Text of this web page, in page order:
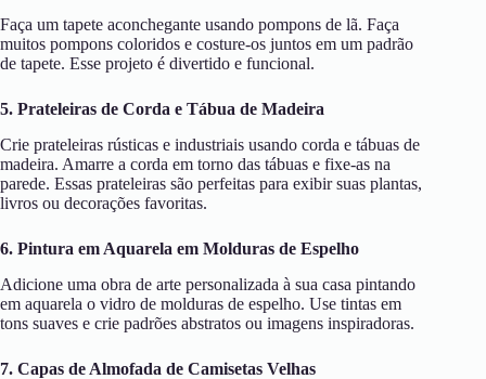
Faça um tapete aconchegante usando pompons de lã. Faça
muitos pompons coloridos e costure-os juntos em um padrão
de tapete. Esse projeto é divertido e funcional.
5. Prateleiras de Corda e Tábua de Madeira
Crie prateleiras rústicas e industriais usando corda e tábuas de
madeira. Amarre a corda em torno das tábuas e fixe-as na
parede. Essas prateleiras são perfeitas para exibir suas plantas,
livros ou decorações favoritas.
6. Pintura em Aquarela em Molduras de Espelho
Adicione uma obra de arte personalizada à sua casa pintando
em aquarela o vidro de molduras de espelho. Use tintas em
tons suaves e crie padrões abstratos ou imagens inspiradoras.
7. Capas de Almofada de Camisetas Velhas